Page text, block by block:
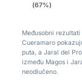
(67%)
Međusobni
Cueramaro
puta, a Jaral del
između Magos i
neodlučeno.